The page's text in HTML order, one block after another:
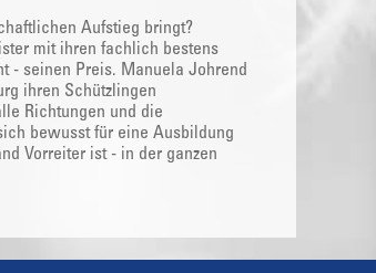
Aufstieg bringt?
mit ihren fachlich bestens
- seinen Preis. Manuela Johrend
ihren Schützlingen
Richtungen und die
bewusst für eine Ausbildung
Vorreiter ist - in der ganzen